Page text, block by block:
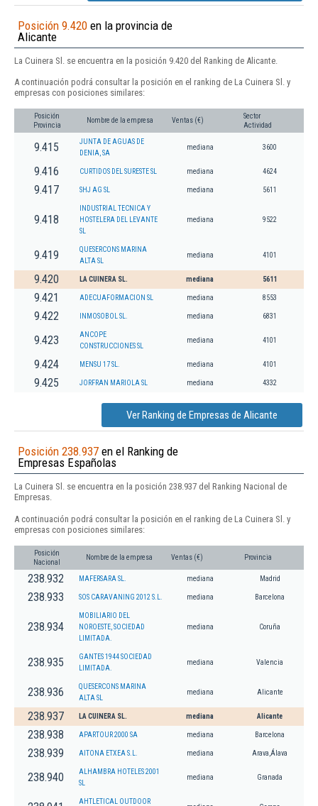
Posición 9.420 en la provincia de
Alicante
La Cuinera Sl. se encuentra en la posición 9.420 del Ranking de Alicante.
A continuación podrá consultar la posición en el ranking de La Cuinera Sl. y
empresas con posiciones similares:
Posición
Provincia
Nombre de la empresa Ventas (€)
Sector
Actividad
9.415
JUNTA DE AGUAS DE
DENIA, SA
mediana 3600
9.416 CURTIDOS DEL SURESTE SL mediana 4624
9.417 SHJ AG SL mediana 5611
9.418
INDUSTRIAL TECNICA Y
HOSTELERA DEL LEVANTE
SL
mediana 9522
9.419
QUESERCONS MARINA
ALTA SL
mediana 4101
9.420 LA CUINERA SL. mediana 5611
9.421 ADECUAFORMACION SL mediana 8553
9.422 INMOSOBOL SL. mediana 6831
9.423
ANCOPE
CONSTRUCCIONES SL
mediana 4101
9.424 MENSU 17 SL. mediana 4101
9.425 JORFRAN MARIOLA SL mediana 4332
Ver Ranking de Empresas de Alicante
Posición 238.937 en el Ranking de
Empresas Españolas
La Cuinera Sl. se encuentra en la posición 238.937 del Ranking Nacional de
Empresas.
A continuación podrá consultar la posición en el ranking de La Cuinera Sl. y
empresas con posiciones similares:
Posición
Nacional
Nombre de la empresa Ventas (€) Provincia
238.932 MAFERSARA SL. mediana Madrid
238.933 SOS CARAVANING 2012 S.L. mediana Barcelona
238.934
MOBILIARIO DEL
NOROESTE, SOCIEDAD
LIMITADA.
mediana Coruña
238.935
GANTES 1944 SOCIEDAD
LIMITADA.
mediana Valencia
238.936
QUESERCONS MARINA
ALTA SL
mediana Alicante
238.937 LA CUINERA SL. mediana Alicante
238.938 APARTOUR 2000 SA mediana Barcelona
238.939 AITONA ETXEA S.L. mediana Arava,Álava
238.940
ALHAMBRA HOTELES 2001
SL
mediana Granada
AHTLETICAL OUTDOOR